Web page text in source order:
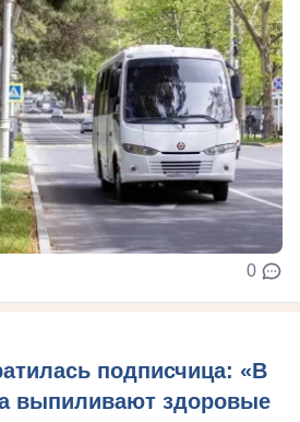
0
подписчица: «В
выпиливают здоровые